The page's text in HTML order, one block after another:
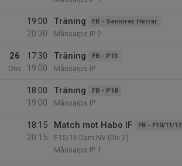
19:00
20:30
Träning FB - Seniorer Herrar
Månsarps IP 2
26
Ons
17:30
19:00
Träning FB - P13
Månsarps IP
18:00
19:00
Träning FB - P18
Månsarps IP
18:15
20:15
Match mot Habo IF FB - F10/11/12
F15/16 Dam NV (Div 2)
Månsarps IP 1